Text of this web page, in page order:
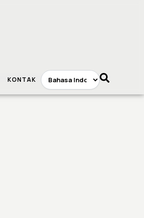
KONTAK